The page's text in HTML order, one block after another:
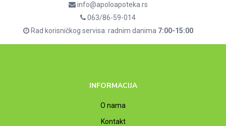
info@apoloapoteka.rs
063/86-59-014
Rad korisničkog servisa: radnim danima 7:00-15:00
INFORMACIJA
O nama
Kontakt